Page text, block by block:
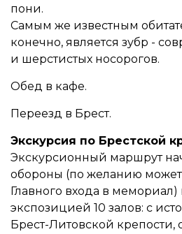
пони.
Самым же известным
конечно, является зубр -
и шерстистых носорогов.
Обед в кафе.
Переезд в Брест.
Экскурсия по Брестской
Экскурсионный маршрут
обороны (по желанию может
Главного входа в мемориал)
экспозицией 10 залов: с
Брест-Литовской крепости,